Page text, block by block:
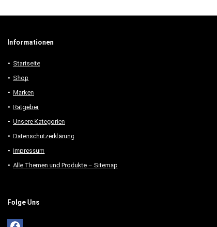
Informationen
Startseite
Shop
Marken
Ratgeber
Unsere Kategorien
Datenschutzerklärung
Impressum
Alle Themen und Produkte – Sitemap
Folge Uns